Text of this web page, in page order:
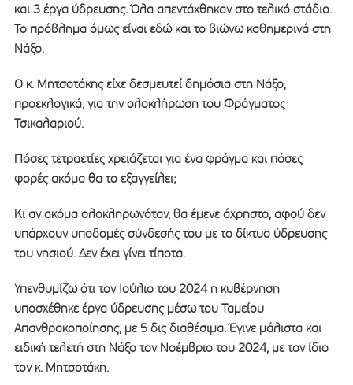
και 3 έργα ύδρευσης. Όλα απεντάχθηκαν στο τελικό στάδιο.
Το πρόβλημα όμως είναι εδώ και το βιώνω καθημερινά στη
Νάξο.
Ο κ. Μητσοτάκης είχε δεσμευτεί δημόσια στη Νάξο,
προεκλογικά, για την ολοκλήρωση του Φράγματος
Τσικαλαριού.
Πόσες τετραετίες χρειάζεται για ένα φράγμα και πόσες
φορές ακόμα θα το εξαγγείλει;
Κι αν ακόμα ολοκληρωνόταν, θα έμενε άχρηστο, αφού δεν
υπάρχουν υποδομές σύνδεσής του με το δίκτυο ύδρευσης
του νησιού. Δεν έχει γίνει τίποτα.
Υπενθυμίζω ότι τον Ιούλιο του 2024 η κυβέρνηση
υποσχέθηκε έργα ύδρευσης μέσω του Ταμείου
Απανθρακοποίησης, με 5 δις διαθέσιμα. Έγινε μάλιστα και
ειδική τελετή στη Νάξο τον Νοέμβριο του 2024, με τον ίδιο
τον κ. Μητσοτάκη.